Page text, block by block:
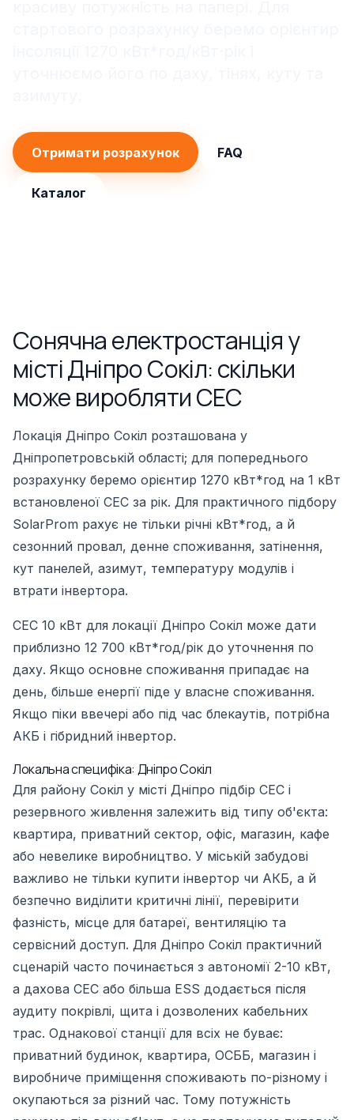
Отримати розрахунок FAQ
Каталог
Сонячна електростанція у
місті Дніпро Сокіл: скільки
може виробляти СЕС
Локація Дніпро Сокіл розташована у
Дніпропетровській області; для попереднього
розрахунку беремо орієнтир 1270 кВт*год на 1 кВт
встановленої СЕС за рік. Для практичного підбору
SolarProm рахує не тільки річні кВт*год, а й
сезонний провал, денне споживання, затінення,
кут панелей, азимут, температуру модулів і
втрати інвертора.
СЕС 10 кВт для локації Дніпро Сокіл може дати
приблизно 12 700 кВт*год/рік до уточнення по
даху. Якщо основне споживання припадає на
день, більше енергії піде у власне споживання.
Якщо піки ввечері або під час блекаутів, потрібна
АКБ і гібридний інвертор.
Локальна специфіка: Дніпро Сокіл
Для району Сокіл у місті Дніпро підбір СЕС і
резервного живлення залежить від типу об'єкта:
квартира, приватний сектор, офіс, магазин, кафе
або невелике виробництво. У міській забудові
важливо не тільки купити інвертор чи АКБ, а й
безпечно виділити критичні лінії, перевірити
фазність, місце для батареї, вентиляцію та
сервісний доступ. Для Дніпро Сокіл практичний
сценарій часто починається з автономії 2-10 кВт,
а дахова СЕС або більша ESS додається після
аудиту покрівлі, щита і дозволених кабельних
трас. Однакової станції для всіх не буває:
приватний будинок, квартира, ОСББ, магазин і
виробниче приміщення споживають по-різному і
окупаються за різний час. Тому потужність